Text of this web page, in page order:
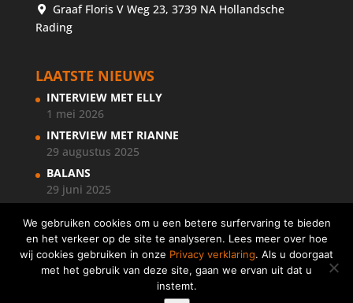
Graaf Floris V Weg 23, 3739 NA Hollandsche
Rading
LAATSTE NIEUWS
INTERVIEW MET ELLY
1 mei 2026
INTERVIEW MET RIANNE
29 augustus 2025
BALANS
29 juni 2025
Copyright © 2018 KernTalentenanalisten Nederland
We gebruiken cookies om u een betere surfervaring te bieden
en het verkeer op de site te analyseren. Lees meer over hoe
wij cookies gebruiken in onze Privacy verklaring. Als u doorgaat
met het gebruik van deze site, gaan we ervan uit dat u
instemt.